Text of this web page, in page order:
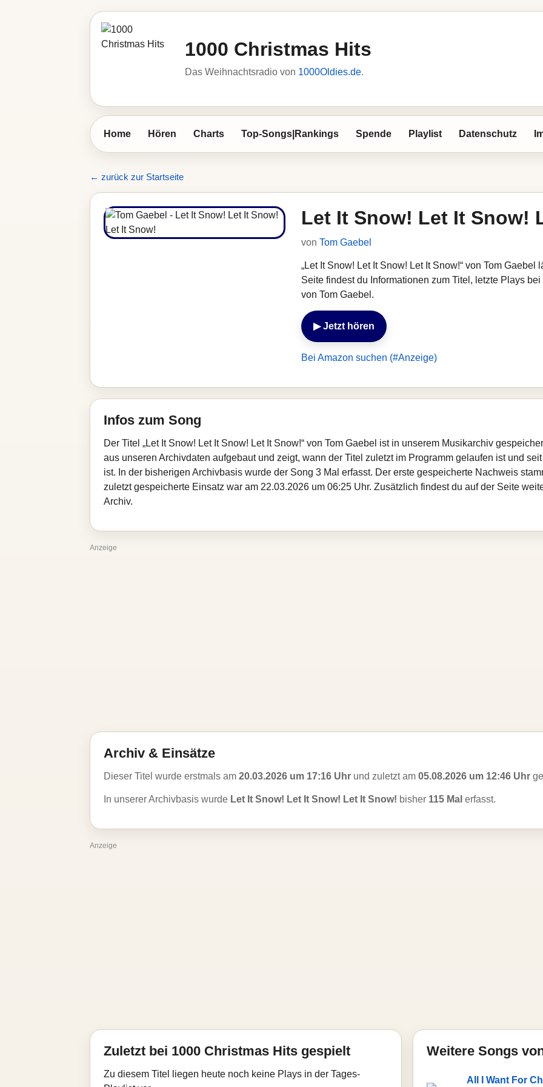
1000 Christmas Hits
Das Weihnachtsradio von 1000Oldies.de.
Home Hören Charts Top-Songs|Rankings Spende Playlist Datenschutz
← zurück zur Startseite
Let It Snow! Let It Snow!
von Tom Gaebel
„Let It Snow! Let It Snow! Let It Snow!“ von Tom
Seite findest du Informationen zum Titel, letzte Plays
von Tom Gaebel.
▶ Jetzt hören
Bei Amazon suchen (#Anzeige)
Infos zum Song
Der Titel „Let It Snow! Let It Snow! Let It Snow!“ von Tom Gaebel ist in unserem Musikarchiv
aus unseren Archivdaten aufgebaut und zeigt, wann der Titel zuletzt im Programm gelaufen ist und
ist. In der bisherigen Archivbasis wurde der Song 3 Mal erfasst. Der erste gespeicherte Nachweis
zuletzt gespeicherte Einsatz war am 22.03.2026 um 06:25 Uhr. Zusätzlich findest du auf der Seite
Archiv.
Anzeige
Archiv & Einsätze
Dieser Titel wurde erstmals am 20.03.2026 um 17:16 Uhr und zuletzt am 05.08.2026 um 12:46 Uhr
In unserer Archivbasis wurde Let It Snow! Let It Snow! Let It Snow! bisher 115 Mal erfasst.
Anzeige
Zuletzt bei 1000 Christmas Hits gespielt
Zu diesem Titel liegen heute noch keine Plays in der Tages-
Weitere Songs
All I Want For